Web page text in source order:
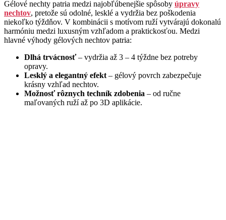
Gélové nechty patria medzi najobľúbenejšie spôsoby úpravy
nechtov, pretože sú odolné, lesklé a vydržia bez poškodenia
niekoľko týždňov. V kombinácii s motívom ruží vytvárajú dokonalú
harmóniu medzi luxusným vzhľadom a praktickosťou. Medzi
hlavné výhody gélových nechtov patria:
Dlhá trvácnosť– vydržia až 3 – 4 týždne bez potreby
opravy.
Lesklý a elegantný efekt – gélový povrch zabezpečuje
krásny vzhľad nechtov.
Možnosť rôznych techník zdobenia – od ručne
maľovaných ruží až po 3D aplikácie.